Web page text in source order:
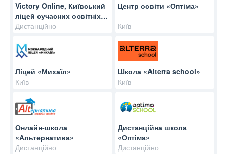
Victory Online, Київський
ліцей сучасних освітніх
технологій
Дистанційно
Центр освіти «Оптіма»
Київ
Ліцей «Михаїл»
Київ
Школа «Alterra school»
Київ
Онлайн-школа
«Альтернатива»
Дистанційно
Дистанційна школа
«Оптіма»
Дистанційно